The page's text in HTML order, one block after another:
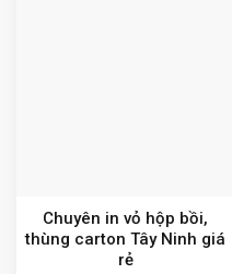
Chuyên in vỏ hộp bồi,
thùng carton Tây Ninh giá
rẻ